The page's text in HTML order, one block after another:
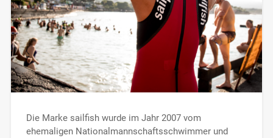
Die Marke sailfish wurde im Jahr 2007 vom
ehemaligen Nationalmannschaftsschwimmer und